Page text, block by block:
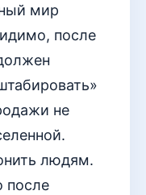
мир
после
не
людям.
после